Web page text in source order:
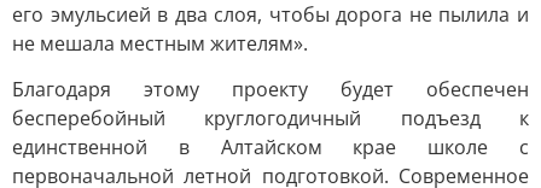
его эмульсией в два слоя, чтобы дорога не пылила и
не мешала местным жителям».
Благодаря этому проекту будет обеспечен
бесперебойный круглогодичный подъезд к
единственной в Алтайском крае школе с
первоначальной летной подготовкой. Современное